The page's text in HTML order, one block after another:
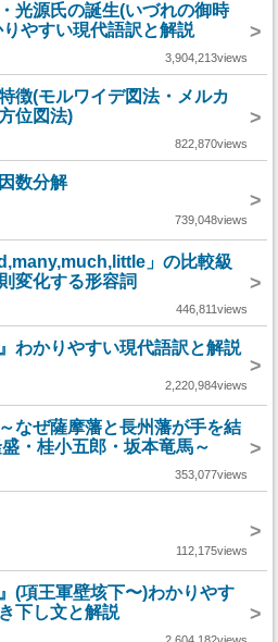
光源氏の誕生(いづれの御時
やすい現代語訳と解説
>
3,904,213views
徴(モルワイデ図法・メルカ
位図法)
>
822,870views
数分解
>
739,048views
」の比較級
変化する形容詞
>
446,811views
わかりやすい現代語訳と解説
>
2,220,984views
なぜ薩摩藩と長州藩が手を結
・桂小五郎・坂本竜馬～
>
353,077views
>
112,175views
(項王軍壁垓下〜)わかりやす
下し文と解説
>